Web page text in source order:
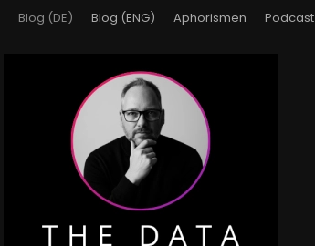
Blog (DE) Blog (ENG) Aphorismen Podcast